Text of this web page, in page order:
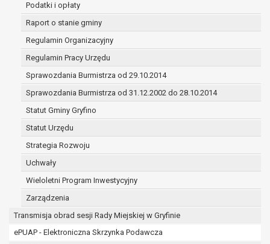
Podatki i opłaty
Raport o stanie gminy
Regulamin Organizacyjny
Regulamin Pracy Urzędu
Sprawozdania Burmistrza od 29.10.2014
Sprawozdania Burmistrza od 31.12.2002 do 28.10.2014
Statut Gminy Gryfino
Statut Urzędu
Strategia Rozwoju
Uchwały
Wieloletni Program Inwestycyjny
Zarządzenia
Transmisja obrad sesji Rady Miejskiej w Gryfinie
ePUAP - Elektroniczna Skrzynka Podawcza
nadrzędne wobec Gminy;
zawarcia i realizacji umów;
ochrony żywotnych interesów osoby, której
dane dotyczą, lub innej osoby fizycznej;
wykonania zadania realizowanego w
interesie publicznym lub w ramach
sprawowania władzy publicznej
powierzonej administratorowi;
w pozostałych przypadkach dane osobowe
przetwarzane są wyłącznie na podstawie
określonym w treści zgody.
W związku z przetwarzaniem danych w celu
wskazanym w pkt. 3, dane osobowe mogą być
udostępniane innym upoważnionym odbiorcom lub
kategoriom odbiorców danych osobowych.
Odbiorcami mogą być:
podmioty, które przetwarzają dane